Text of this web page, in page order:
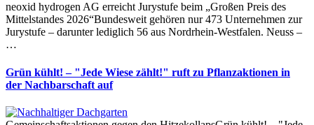
neoxid hydrogen AG erreicht Jurystufe beim „Großen Preis des
Mittelstandes 2026“Bundesweit gehören nur 473 Unternehmen zur
Jurystufe – darunter lediglich 56 aus Nordrhein-Westfalen. Neuss –
…
Grün kühlt! – "Jede Wiese zählt!" ruft zu Pflanzaktionen in
der Nachbarschaft auf